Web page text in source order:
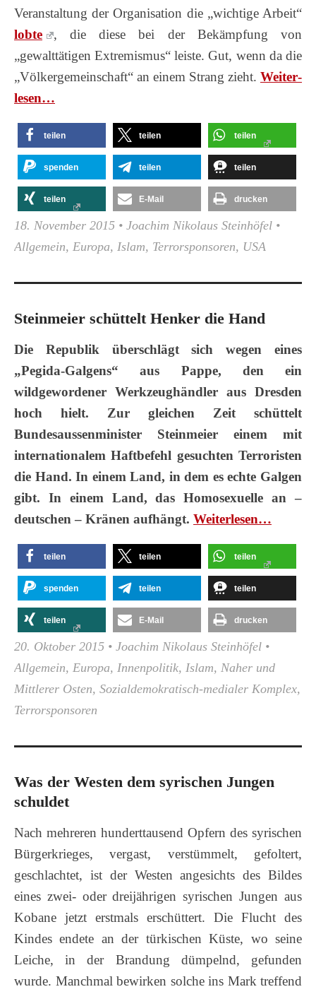
Veranstaltung der Organisation die „wichtige Arbeit“
lobte
, die diese bei der Bekämpfung von
„gewalttätigen Extremismus“ leiste. Gut, wenn da die
„Völkergemeinschaft“ an einem Strang zieht. Wei­ter­
le­sen…
teilen teilen teilen
spenden teilen teilen
teilen E-Mail drucken
18. November 2015 • Joachim Nikolaus Steinhöfel •
Allgemein, Europa, Islam, Terrorsponsoren, USA
Steinmeier schüttelt Henker die Hand
Die Republik überschlägt sich wegen eines
„Pegida-Galgens“ aus Pappe, den ein
wildgewordener Werkzeughändler aus Dresden
hoch hielt. Zur gleichen Zeit schüttelt
Bundesaussenminister Steinmeier einem mit
internationalem Haftbefehl gesuchten Terroristen
die Hand. In einem Land, in dem es echte Galgen
gibt. In einem Land, das Homosexuelle an –
deutschen – Kränen aufhängt. Wei­ter­le­sen…
teilen teilen teilen
spenden teilen teilen
teilen E-Mail drucken
20. Oktober 2015 • Joachim Nikolaus Steinhöfel •
Allgemein, Europa, Innenpolitik, Islam, Naher und
Mittlerer Osten, Sozialdemokratisch-medialer Komplex,
Terrorsponsoren
Was der Westen dem syrischen Jungen
schuldet
Nach mehreren hunderttausend Opfern des syrischen
Bürgerkrieges, vergast, verstümmelt, gefoltert,
geschlachtet, ist der Westen angesichts des Bildes
eines zwei- oder dreijährigen syrischen Jungen aus
Kobane jetzt erstmals erschüttert. Die Flucht des
Kindes endete an der türkischen Küste, wo seine
Leiche, in der Brandung dümpelnd, gefunden
wurde. Manchmal bewirken solche ins Mark treffend